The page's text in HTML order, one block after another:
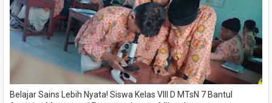
Belajar Sains Lebih Nyata! Siswa Kelas VIII D MTsN 7 Bantul